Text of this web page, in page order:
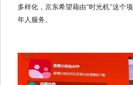
多样化，京东希望藉由“时光机”这个
年人服务。